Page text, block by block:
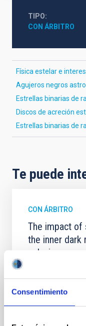
Consentimiento
TIPO
CON ÁRBITRO
Física estelar e
Agujeros negros
Estrellas binarias de
Discos de acreción
Estrellas binarias de
Te puede
CON ÁRBITRO
The impact of
the inner dark
galaxies
Aims. We aim to
star formation
matter density
formation of